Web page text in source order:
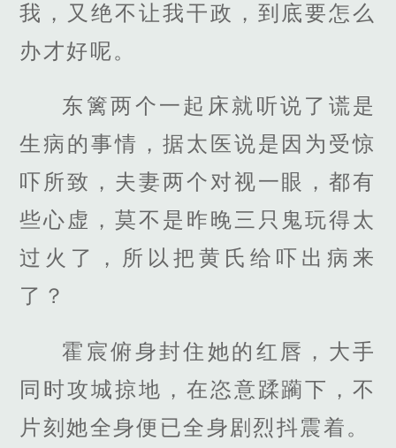
我，又绝不让我干政，到底要怎么
办才好呢。
东篱两个一起床就听说了谎是
生病的事情，据太医说是因为受惊
吓所致，夫妻两个对视一眼，都有
些心虚，莫不是昨晚三只鬼玩得太
过火了，所以把黄氏给吓出病来
了？
霍宸俯身封住她的红唇，大手
同时攻城掠地，在恣意蹂躏下，不
片刻她全身便已全身剧烈抖震着。